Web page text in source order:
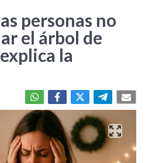
personas no
el árbol de
la